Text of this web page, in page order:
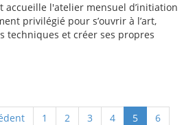
accueille l'atelier mensuel d’initiation
privilégié pour s’ouvrir à l’art,
techniques et créer ses propres
1 2 3 4 5
6